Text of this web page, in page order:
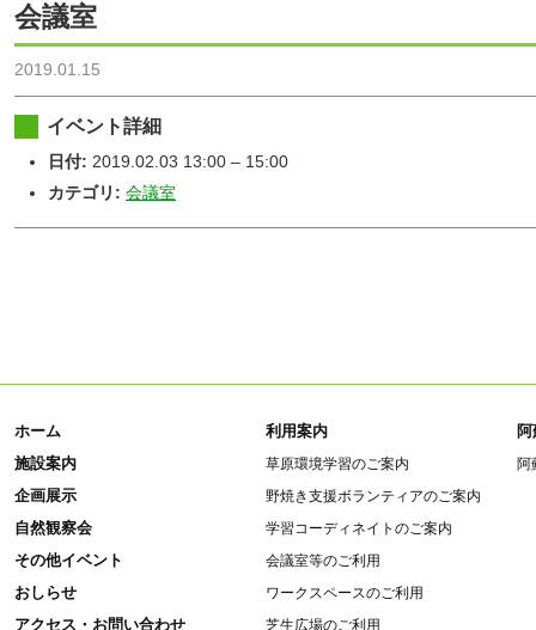
会議室
2019.01.15
イベント詳細
日付: 2019.02.03 13:00 – 15:00
カテゴリ: 会議室
ホーム
施設案内
企画展示
自然観察会
その他イベント
おしらせ
アクセス・お問い合わせ
利用案内
草原環境学習のご案内
野焼き支援ボランティアのご案内
学習コーディネイトのご案内
会議室等のご利用
ワークスペースのご利用
芝生広場のご利用
阿